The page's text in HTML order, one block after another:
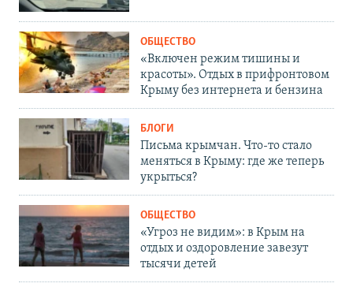
ОБЩЕСТВО
«Включен режим тишины и
красоты». Отдых в прифронтовом
Крыму без интернета и бензина
БЛОГИ
Письма крымчан. Что-то стало
меняться в Крыму: где же теперь
укрыться?
ОБЩЕСТВО
«Угроз не видим»: в Крым на
отдых и оздоровление завезут
тысячи детей